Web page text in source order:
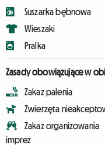
Suszarka bębnowa
Wieszaki
Pralka
Zasady obowiązujące w
Zakaz palenia
Zwierzęta
Zakaz organizowania
imprez